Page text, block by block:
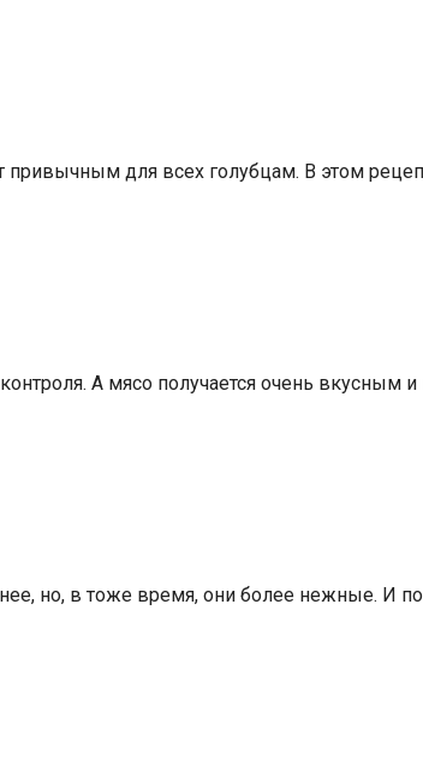
для всех голубцам. В этом
А мясо получается очень
но, в тоже время, они более нежные. И